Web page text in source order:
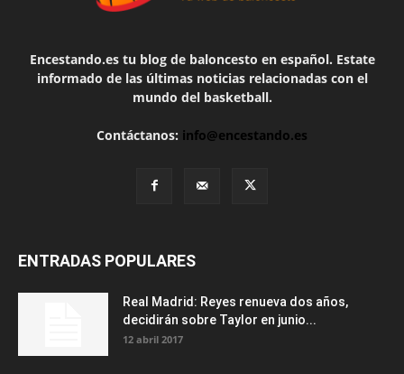
Encestando.es tu blog de baloncesto en español. Estate
informado de las últimas noticias relacionadas con el
mundo del basketball.
Contáctanos: info@encestando.es
ENTRADAS POPULARES
Real Madrid: Reyes renueva dos años,
decidirán sobre Taylor en junio...
12 abril 2017